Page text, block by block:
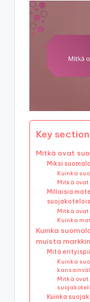
Key
Mitkä ovat
Miksi
Kuinka
Mitkä
Millaisia
Mitkä
Kuinka
Kuinka
muista
Mitä
Kuinka
Mitkä ovat
Kuinka